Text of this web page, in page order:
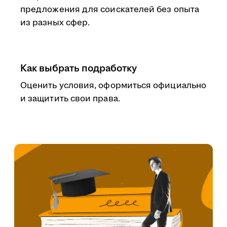
предложения для соискателей без опыта
из разных сфер.
Как выбрать подработку
Оценить условия, оформиться официально
и защитить свои права.